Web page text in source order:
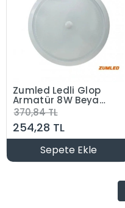
Zumled Ledli Glop
Armatür 8W Beyaz
Tavan Armatürü
Kendinden Ledli
1200 Lümen
370,84 TL
254,28 TL
Sepete Ekle